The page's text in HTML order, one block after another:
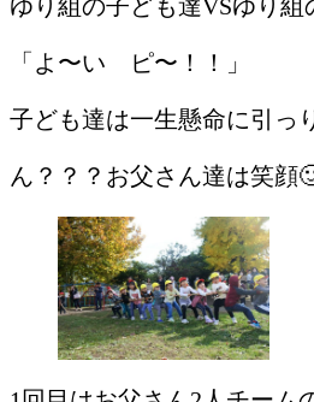
ゆり組の子ども達VSゆり組
「よ〜い ピ〜！！」
子ども達は一生懸命に引っ
ん？？？お父さん達は笑顔